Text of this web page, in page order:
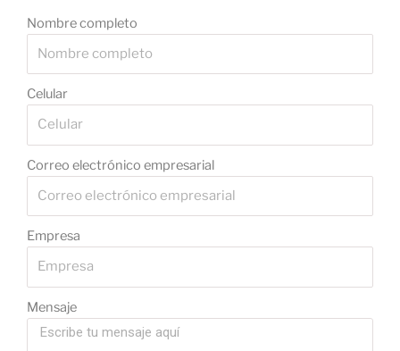
Nombre completo
Celular
Correo electrónico empresarial
Empresa
Mensaje